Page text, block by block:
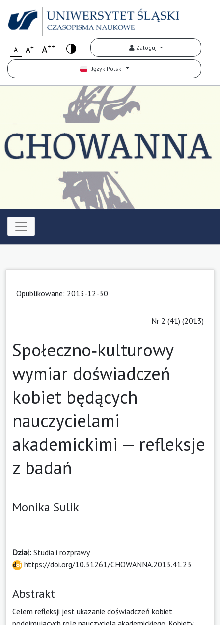
A A+ A++ Zaloguj
Język Polski
Opublikowane: 2013-12-30
Nr 2 (41) (2013)
Społeczno‑kulturowy
wymiar doświadczeń
kobiet będących
nauczycielami
akademickimi — refleksje
z badań
Monika Sulik
Dział: Studia i rozprawy
https://doi.org/10.31261/CHOWANNA.2013.41.23
Abstrakt
Celem refleksji jest ukazanie doświadczeń kobiet
podejmujących rolę nauczyciela akademickiego. Kobiety